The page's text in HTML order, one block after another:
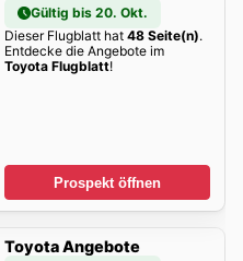
Gültig bis 20. Okt.
Dieser Flugblatt hat 48 Seite(n).
Entdecke die Angebote im
Toyota Flugblatt!
Prospekt öffnen
Toyota Angebote